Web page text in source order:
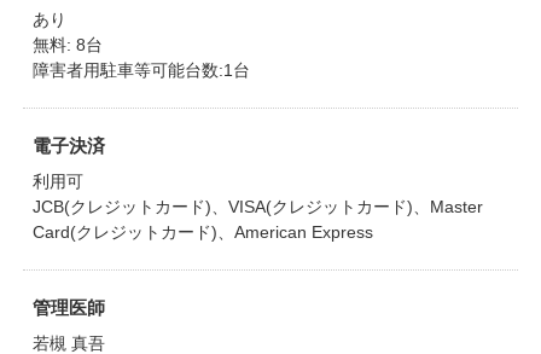
あり
無料: 8台
障害者用駐車等可能台数:1台
電子決済
利用可
JCB(クレジットカード)、VISA(クレジットカード)、Master
Card(クレジットカード)、American Express
管理医師
若槻 真吾